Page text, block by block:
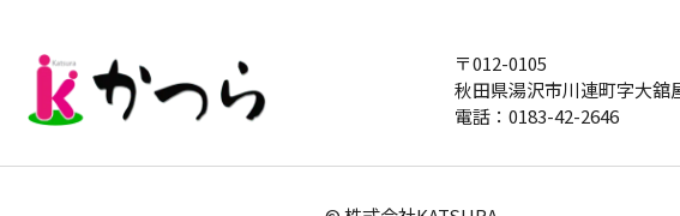
〒012-0105
秋田県湯沢市川連町字大舘
電話：0183-42-2646